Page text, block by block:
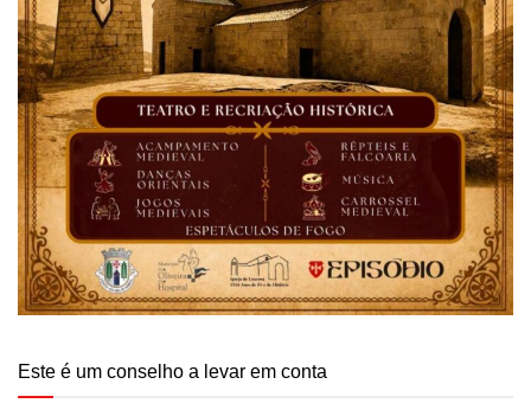
Este é um conselho a levar em conta